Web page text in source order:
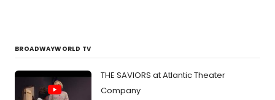
BROADWAYWORLD TV
THE SAVIORS at Atlantic Theater
Company